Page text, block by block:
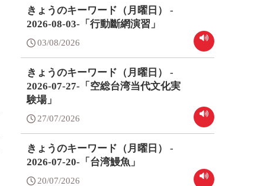
きょうのキーワード（月曜日） -
2026-08-03-「行動斷網演習」
03/08/2026
きょうのキーワード（月曜日） -
2026-07-27-「空総台湾当代文化実
験場」
27/07/2026
きょうのキーワード（月曜日） -
2026-07-20-「台湾鰻魚」
20/07/2026